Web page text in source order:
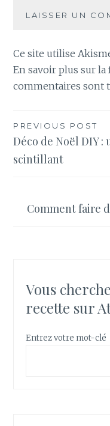
Ce site utilise
En savoir plus sur
commentaires sont
Navigation
de
PREVIOUS POST
Déco de Noël DIY
scintillant
Comment faire
Vous
recette sur
Entrez votre mot-clé